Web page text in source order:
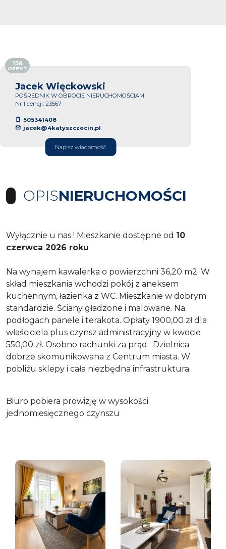
Jacek Więckowski
POŚREDNIK W OBROCIE NIERUCHOMOŚCIAMI
Nr licencji: 23567
505341408
jacek@4katyszczecin.pl
Napisz wiadomość
138
OFERT
OPISNIERUCHOMOŚCI
Wyłącznie u nas ! Mieszkanie dostępne od 10
czerwca 2026 roku
Na wynajem kawalerka o powierzchni 36,20 m2. W
skład mieszkania wchodzi pokój z aneksem
kuchennym, łazienka z WC. Mieszkanie w dobrym
standardzie. Ściany gładzone i malowane. Na
podłogach panele i terakota. Opłaty 1900,00 zł dla
właściciela plus czynsz administracyjny w kwocie
550,00 zł. Osobno rachunki za prąd. Dzielnica
dobrze skomunikowana z Centrum miasta. W
pobliżu sklepy i cała niezbędna infrastruktura.
Biuro pobiera prowizję w wysokości
jednomiesięcznego czynszu